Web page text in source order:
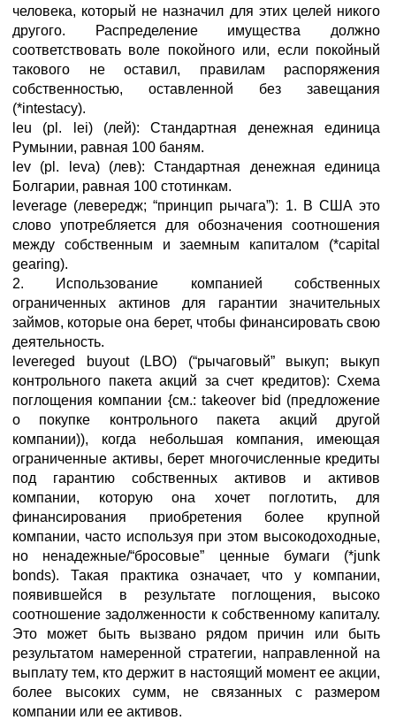
человека, который не назначил для этих целей никого
другого. Распределение имущества должно
соответствовать воле покойного или, если покойный
такового не оставил, правилам распоряжения
собственностью, оставленной без завещания
(*intestacy).
leu (pl. lei) (лей): Стандартная денежная единица
Румынии, равная 100 баням.
lev (pl. leva) (лев): Стандартная денежная единица
Болгарии, равная 100 стотинкам.
leverage (левередж; “принцип рычага”): 1. В США это
слово употребляется для обозначения соотношения
между собственным и заемным капиталом (*capital
gearing).
2. Использование компанией собственных
ограниченных актинов для гарантии значительных
займов, которые она берет, чтобы финансировать свою
деятельность.
levereged buyout (LBO) (“рычаговый” выкуп; выкуп
контрольного пакета акций за счет кредитов): Схема
поглощения компании {см.: takeover bid (предложение
о покупке контрольного пакета акций другой
компании)), когда небольшая компания, имеющая
ограниченные активы, берет многочисленные кредиты
под гарантию собственных активов и активов
компании, которую она хочет поглотить, для
финансирования приобретения более крупной
компании, часто используя при этом высокодоходные,
но ненадежные/“бросовые” ценные бумаги (*junk
bonds). Такая практика означает, что у компании,
появившейся в результате поглощения, высоко
соотношение задолженности к собственному капиталу.
Это может быть вызвано рядом причин или быть
результатом намеренной стратегии, направленной на
выплату тем, кто держит в настоящий момент ее акции,
более высоких сумм, не связанных с размером
компании или ее активов.